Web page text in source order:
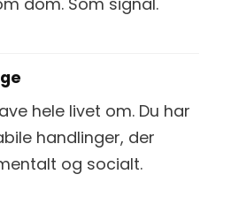
hele livet om. Du har
handlinger, der
og socialt.